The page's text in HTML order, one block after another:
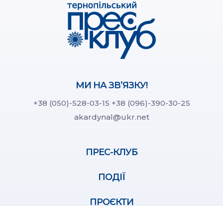
МИ НА ЗВ’ЯЗКУ!
+38 (050)-528-03-15 +38 (096)-390-30-25
akardynal@ukr.net
ПРЕС-КЛУБ
ПОДІЇ
ПРОЄКТИ